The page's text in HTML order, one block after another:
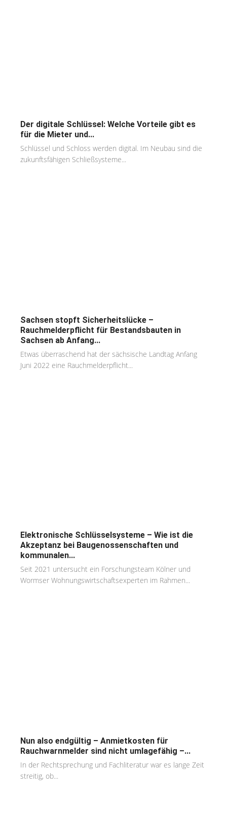
Der digitale Schlüssel: Welche Vorteile gibt es
für die Mieter und...
Schlüssel und Schloss werden digital. Im Neubau sind die
zukunftsfähigen Schließsysteme...
Sachsen stopft Sicherheitslücke –
Rauchmelderpflicht für Bestandsbauten in
Sachsen ab Anfang...
Etwas überraschend hat der sächsische Landtag Anfang
Juni 2022 eine Rauchmelderpflicht...
Elektronische Schlüsselsysteme – Wie ist die
Akzeptanz bei Baugenossenschaften und
kommunalen...
Seit 2021 untersucht ein Forschungsteam Kölner und
Wormser Wohnungswirtschaftsexperten im Rahmen...
Nun also endgültig – Anmietkosten für
Rauchwarnmelder sind nicht umlagefähig –...
In der Rechtsprechung und Fachliteratur war es lange Zeit
streitig, ob...